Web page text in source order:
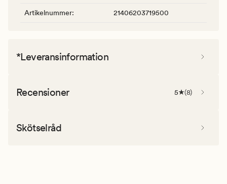
Artikelnummer: 21406203719500
*Leveransinformation
Recensioner 5 (8)
Skötselråd